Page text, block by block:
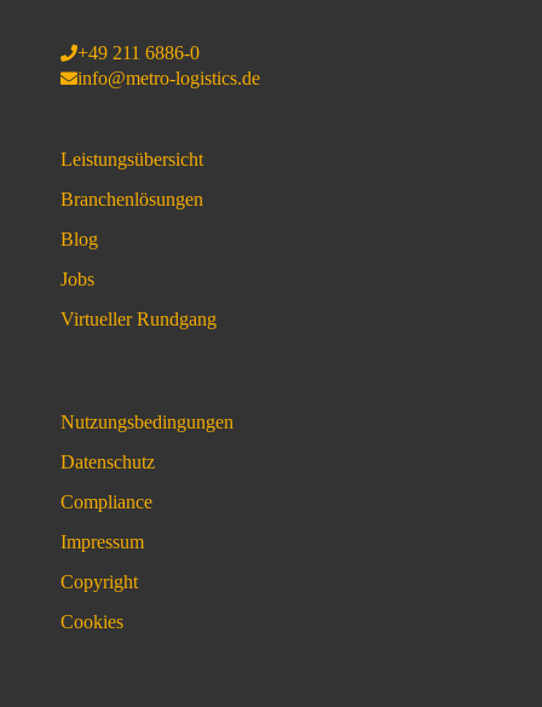
+49 211 6886-0
info@metro-logistics.de
Leistungsübersicht
Branchenlösungen
Blog
Jobs
Virtueller Rundgang
Nutzungsbedingungen
Datenschutz
Compliance
Impressum
Copyright
Cookies